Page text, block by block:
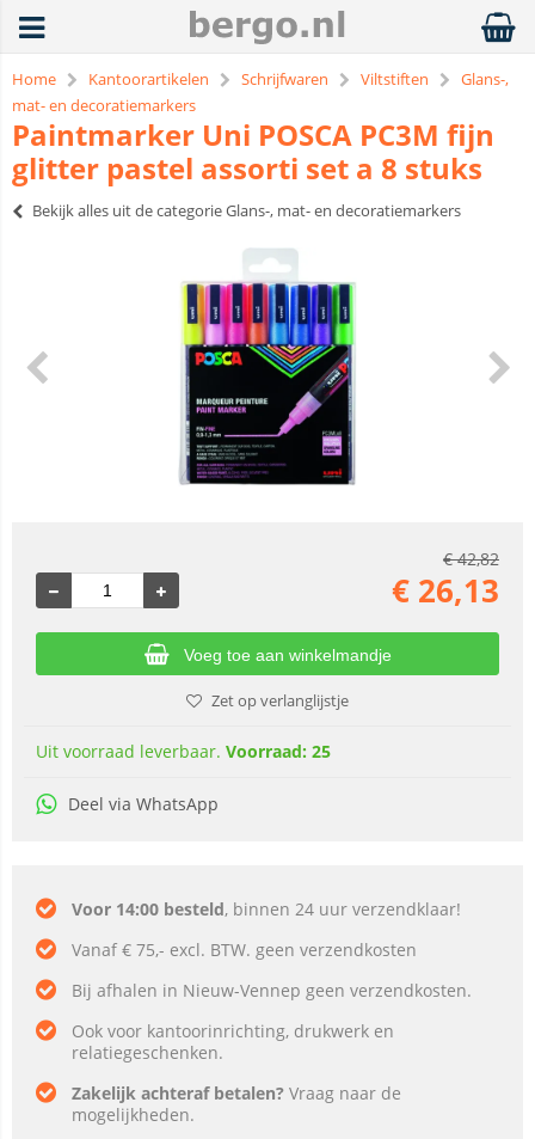
Home Kantoorartikelen Schrijfwaren Viltstiften
Glans-,
mat- en decoratiemarkers
Paintmarker Uni POSCA PC3M fijn
glitter pastel assorti set a 8 stuks
Bekijk alles uit de categorie Glans-, mat- en decoratiemarkers
€42,82
€ 26,13
Voeg toe aan winkelmandje
Zet op verlanglijstje
Uit voorraad leverbaar. Voorraad: 25
Deel via WhatsApp
Voor 14:00 besteld, binnen 24 uur verzendklaar!
Vanaf € 75,- excl. BTW. geen verzendkosten
Bij afhalen in Nieuw-Vennep geen verzendkosten.
Ook voor kantoorinrichting, drukwerk en
relatiegeschenken.
Zakelijk achteraf betalen? Vraag naar de
mogelijkheden.